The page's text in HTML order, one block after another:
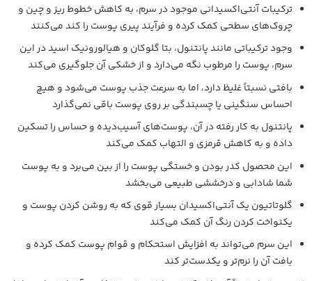
ترکیبات آنتی‌اکسیدانی موجود در سرم، به کاهش خطوط ریز و چین و
چروک‌های سطحی کمک کرده و فرآیند پیری پوست را کند می‌کنند
وجود ترکیباتی مانند پانتنول، بتا گلوکان و هیالورونیک اسید در این
سرم، پوست را مرطوب نگه می‌دارد و از خشکی آن جلوگیری می‌کند
بافتی نسبتاً غلیظ دارد، اما به سرعت جذب پوست می‌شود و هیچ
احساس سنگینی یا چسبندگی بر روی پوست باقی نمی‌گذارد
پانتنول به کار رفته در آن، پوست‌های آسیب‌دیده و حساس را تسکین
داده و به کاهش قرمزی و التهاب کمک می‌کند
این محصول کدر بودن و خستگی پوست را از بین می‌برد و به پوست
شما شادابی و درخششی طبیعی می‌بخشد
گلوتاتیون یک آنتی‌اکسیدان بسیار قوی که به روشن کردن پوست و
یکنواخت کردن رنگ آن کمک می‌کند
این سرم می‌تواند به افزایش استحکام و قوام پوست کمک کرده و
بافت آن را نرم‌تر و یکدست‌تر کند